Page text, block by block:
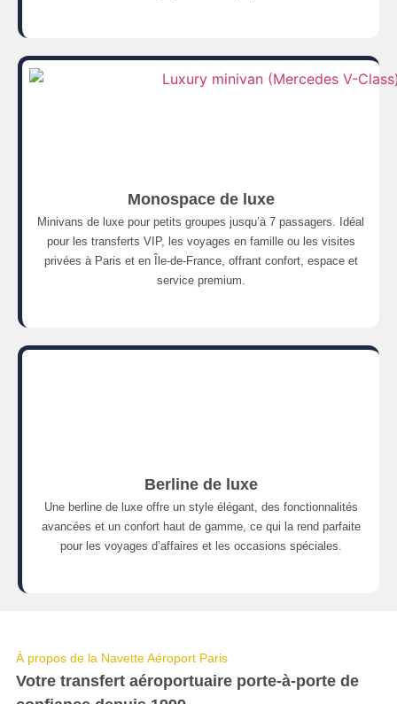
Monospace de luxe
Minivans de luxe pour petits groupes jusqu’à 7 passagers. Idéal
pour les transferts VIP, les voyages en famille ou les visites
privées à Paris et en Île-de-France, offrant confort, espace et
service premium.
Berline de luxe
Une berline de luxe offre un style élégant, des fonctionnalités
avancées et un confort haut de gamme, ce qui la rend parfaite
pour les voyages d’affaires et les occasions spéciales.
À propos de la Navette Aéroport Paris
Votre transfert aéroportuaire porte-à-porte de